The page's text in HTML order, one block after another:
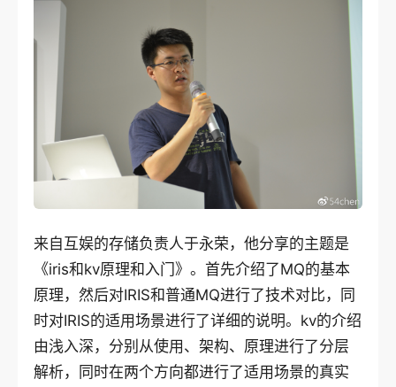
来自互娱的存储负责人于永荣，他分享的主题是
《iris和kv原理和入门》。首先介绍了MQ的基本
原理，然后对IRIS和普通MQ进行了技术对比，同
时对IRIS的适用场景进行了详细的说明。kv的介绍
由浅入深，分别从使用、架构、原理进行了分层
解析，同时在两个方向都进行了适用场景的真实